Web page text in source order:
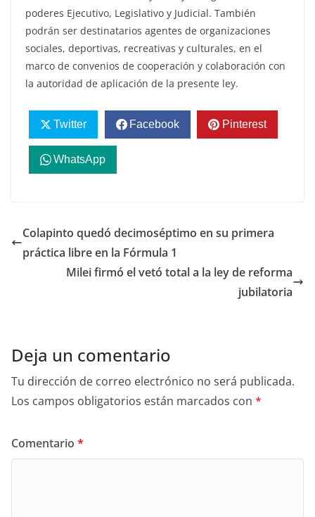
poderes Ejecutivo, Legislativo y Judicial. También
podrán ser destinatarios agentes de organizaciones
sociales, deportivas, recreativas y culturales, en el
marco de convenios de cooperación y colaboración con
la autoridad de aplicación de la presente ley.
Twitter Facebook Pinterest
WhatsApp
Colapinto quedó decimoséptimo en su primera
práctica libre en la Fórmula 1
Milei firmó el vetó total a la ley de reforma
jubilatoria
Deja un comentario
Tu dirección de correo electrónico no será publicada.
Los campos obligatorios están marcados con *
Comentario *